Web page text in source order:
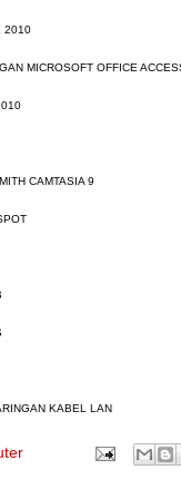
2010
MICROSOFT OFFICE
CAMTASIA 9
KABEL LAN